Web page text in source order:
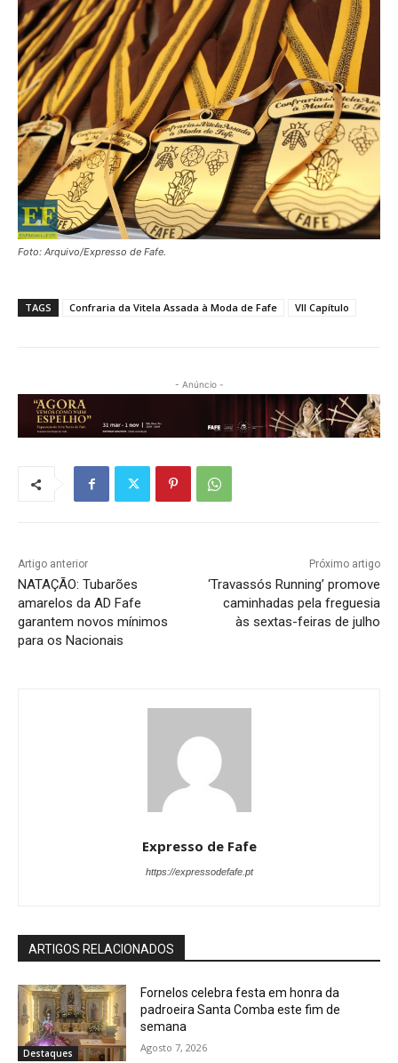
Foto: Arquivo/Expresso de Fafe.
TAGS Confraria da Vitela Assada à Moda de Fafe VII Capítulo
- Anúncio -
Artigo anterior
NATAÇÃO: Tubarões
amarelos da AD Fafe
garantem novos mínimos
para os Nacionais
Próximo artigo
‘Travassós Running’ promove
caminhadas pela freguesia
às sextas-feiras de julho
Expresso de Fafe
https://expressodefafe.pt
ARTIGOS RELACIONADOS
Destaques
Fornelos celebra festa em honra da
padroeira Santa Comba este fim de
semana
Agosto 7, 2026